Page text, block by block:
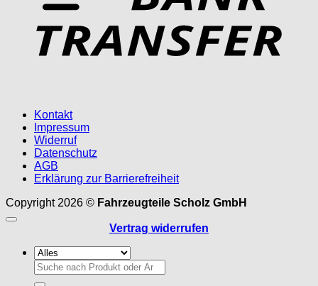
Kontakt
Impressum
Widerruf
Datenschutz
AGB
Erklärung zur Barrierefreiheit
Copyright 2026 © Fahrzeugteile Scholz GmbH
Vertrag widerrufen
Suchen
nach: